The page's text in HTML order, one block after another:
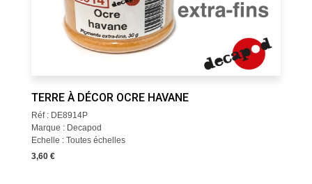
TERRE À DÉCOR OCRE HAVANE
Réf : DE8914P
Marque : Decapod
Echelle : Toutes échelles
3,60 €